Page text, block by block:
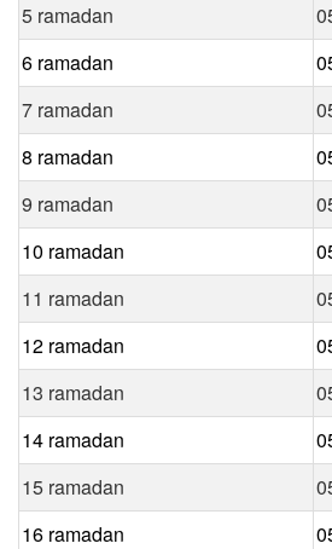
5 ramadan
6 ramadan
7 ramadan
8 ramadan
9 ramadan
10 ramadan
11 ramadan
12 ramadan
13 ramadan
14 ramadan
15 ramadan
16 ramadan